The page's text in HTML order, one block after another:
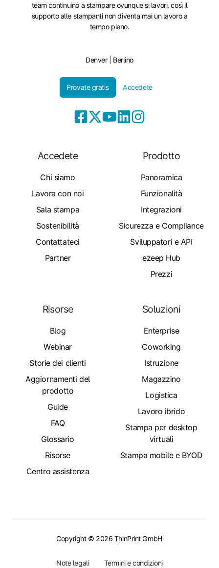
team continuino a stampare ovunque si lavori, così il
supporto alle stampanti non diventa mai un lavoro a
tempo pieno.
Denver | Berlino
Provate gratis Accedete
Accedete
Chi siamo
Lavora con noi
Sala stampa
Sostenibilità
Contattateci
Partner
Prodotto
Panoramica
Funzionalità
Integrazioni
Sicurezza e Compliance
Sviluppatori e API
ezeep Hub
Prezzi
Risorse
Blog
Webinar
Storie dei clienti
Aggiornamenti del
prodotto
Guide
FAQ
Glossario
Risorse
Centro assistenza
Soluzioni
Enterprise
Coworking
Istruzione
Magazzino
Logistica
Lavoro ibrido
Stampa per desktop
virtuali
Stampa mobile e BYOD
Copyright © 2026 ThinPrint GmbH
Note legali Termini e condizioni